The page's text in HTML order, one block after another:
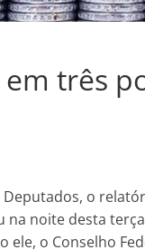
três
Deputados, o
noite desta
ele, o Conselho